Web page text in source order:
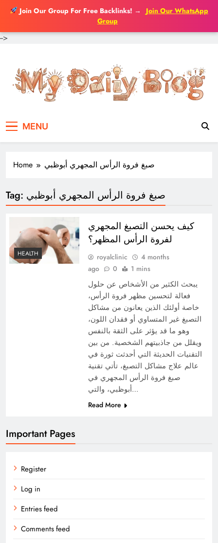
Join Our Group For Free Backlinks! →
Join Our WhatsApp
Group
-->
content
MENU
Home صبغ فروة الرأس المجهري أبوظبي
Tag: صبغ فروة الرأس المجهري أبوظبي
HEALTH
كيف يحسن التصبغ المجهري
لفروة الرأس المظهر؟
royalclinic
4 months
ago
0 1 mins
يبحث الكثير من الأشخاص عن حلول
فعالة لتحسين مظهر فروة الرأس،
خاصة أولئك الذين يعانون من مشاكل
التصبغ غير المتساوي أو فقدان اللون،
وهو ما قد يؤثر على الثقة بالنفس
ويقلل من جاذبيتهم الشخصية. من بين
التقنيات الحديثة التي أحدثت ثورة في
عالم علاج مشاكل التصبغ، تأتي تقنية
صبغ فروة الرأس المجهري في
أبوظبي، والتي…
Read More
Important Pages
Register
Log in
Entries feed
Comments feed